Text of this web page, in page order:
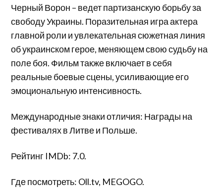
Черный Ворон – ведет партизанскую борьбу за
свободу Украины. Поразительная игра актера
главной роли и увлекательная сюжетная линия
об украинском герое, меняющем свою судьбу на
поле боя. Фильм также включает в себя
реальные боевые сцены, усиливающие его
эмоциональную интенсивность.
Международные знаки отличия: Награды на
фестивалях в Литве и Польше.
Рейтинг IMDb: 7.0.
Где посмотреть: Oll.tv, MEGOGO.